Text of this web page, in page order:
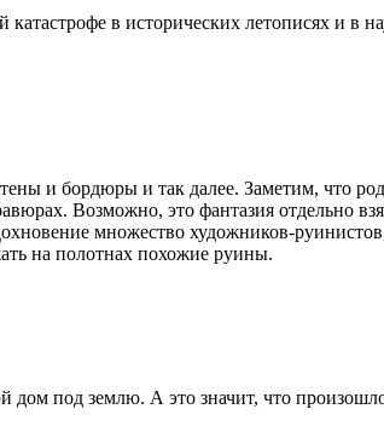
в исторических летописях и в
и бордюры и так далее. Заметим, что
Возможно, это фантазия отдельно
множество художников-
на полотнах похожие руины.
дом под землю. А это значит, что